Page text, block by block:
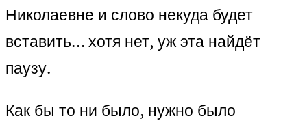
Николаевне и слово некуда будет
вставить… хотя нет, уж эта найдёт
паузу.
Как бы то ни было, нужно было